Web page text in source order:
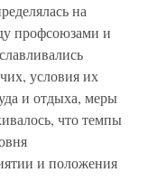
на
профсоюзами и
условия их
и отдыха, меры
что темпы
и положения